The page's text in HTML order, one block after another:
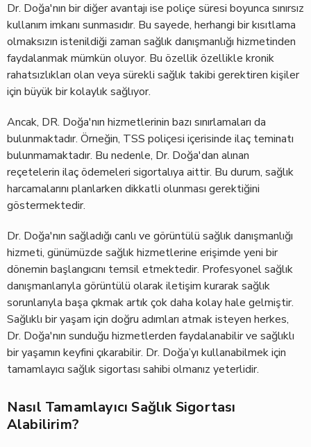
Dr. Doğa'nın bir diğer avantajı ise poliçe süresi boyunca sınırsız
kullanım imkanı sunmasıdır. Bu sayede, herhangi bir kısıtlama
olmaksızın istenildiği zaman sağlık danışmanlığı hizmetinden
faydalanmak mümkün oluyor. Bu özellik özellikle kronik
rahatsızlıkları olan veya sürekli sağlık takibi gerektiren kişiler
için büyük bir kolaylık sağlıyor.
Ancak, DR. Doğa'nın hizmetlerinin bazı sınırlamaları da
bulunmaktadır. Örneğin, TSS poliçesi içerisinde ilaç teminatı
bulunmamaktadır. Bu nedenle, Dr. Doğa'dan alınan
reçetelerin ilaç ödemeleri sigortalıya aittir. Bu durum, sağlık
harcamalarını planlarken dikkatli olunması gerektiğini
göstermektedir.
Dr. Doğa'nın sağladığı canlı ve görüntülü sağlık danışmanlığı
hizmeti, günümüzde sağlık hizmetlerine erişimde yeni bir
dönemin başlangıcını temsil etmektedir. Profesyonel sağlık
danışmanlarıyla görüntülü olarak iletişim kurarak sağlık
sorunlarıyla başa çıkmak artık çok daha kolay hale gelmiştir.
Sağlıklı bir yaşam için doğru adımları atmak isteyen herkes,
Dr. Doğa'nın sunduğu hizmetlerden faydalanabilir ve sağlıklı
bir yaşamın keyfini çıkarabilir. Dr. Doğa’yı kullanabilmek için
tamamlayıcı sağlık sigortası sahibi olmanız yeterlidir.
Nasıl Tamamlayıcı Sağlık Sigortası
Alabilirim?